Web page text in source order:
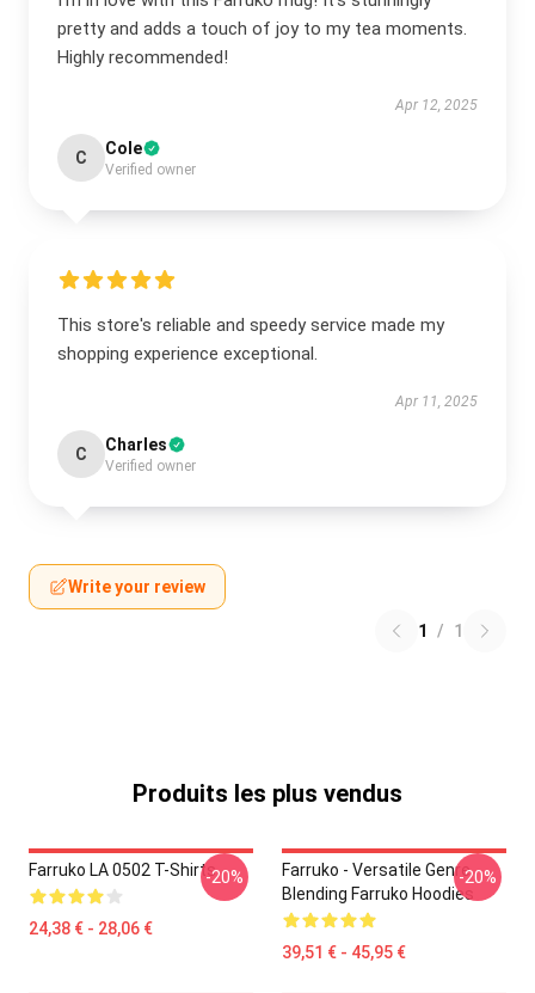
pretty and adds a touch of joy to my tea moments.
Highly recommended!
Apr 12, 2025
C Cole
Verified owner
This store's reliable and speedy service made my
shopping experience exceptional.
Apr 11, 2025
C Charles
Verified owner
Write your review
1 / 1
Produits les plus vendus
Farruko LA 0502 T-Shirts
24,38 € - 28,06 €
-20%
Farruko - Versatile Genre
Blending Farruko Hoodies
39,51 € - 45,95 €
-20%